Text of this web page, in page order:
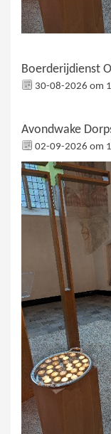
Boerderijdienst
30-08-2026 om
Avondwake
02-09-2026 om